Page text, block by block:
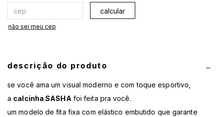
calcular
não sei meu cep
descrição do produto
se você ama um visual moderno e com toque esportivo,
a calcinha SASHA foi feita pra você.
um modelo de fita fixa com elástico embutido que garante